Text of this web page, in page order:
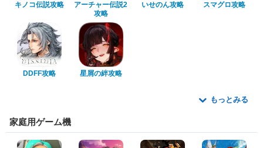
キノコ伝説攻略
アーチャー伝説2
攻略
いせのん攻略 スマグロ攻略
DDFF攻略 星屑の絆攻略
もっとみる
家庭用ゲーム機